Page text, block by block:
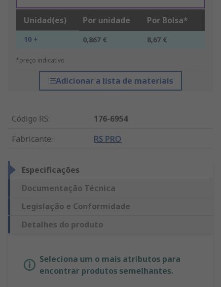
Unidad(es) Por unidade Por Bolsa*
10 + 0,867 € 8,67 €
*preço indicativo
Adicionar a lista de materiais
Código RS:
176-6954
Fabricante: RS PRO
Especificações
Documentação Técnica
Legislação e Conformidade
Detalhes do produto
Seleciona um o mais atributos para
encontrar produtos semelhantes.